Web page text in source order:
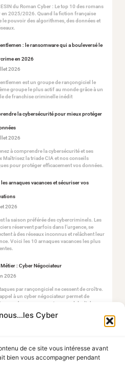
Cyber
de ce site vous intéresse avant
bien vous accompagner pendant
du Roman Cyber : Le top 10 des romans
en 2025/2026. Quand la fiction française
le pouvoir des algorithmes, des données et
: le ransomware qui a bouleversé le
en 2026
2026
est un groupe de rançongiciel le
groupe le plus actif au monde grâce à un
de franchise criminelle inédit
la cybersécurité pour mieux protéger
2026
à comprendre la cybersécurité et ses
Maîtrisez la triade CIA et nos conseils
pour protéger efficacement vos données.
les arnaques vacances et sécuriser vos
2026
la saison préférée des cybercriminels. Les
réservent parfois dans l’urgence, se
à des réseaux inconnus et relâchent leur
Voici les 10 arnaques vacances les plus
: Cyber Négociateur
2026
par rançongiciel ne cessent de croître.
à un cyber négociateur permet de
ce chaos en ouvrant un canal de dialogue